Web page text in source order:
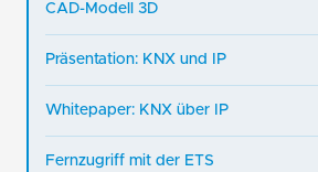
CAD-Modell 3D
Präsentation: KNX und IP
Whitepaper: KNX über IP
Fernzugriff mit der ETS